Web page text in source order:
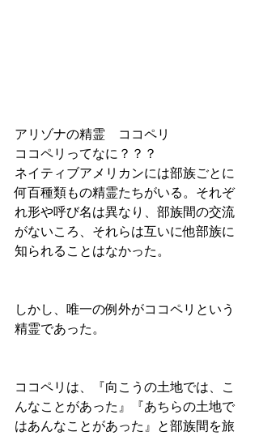
アリゾナの精霊　ココペリ
ココペリってなに？？？
ネイティブアメリカンには部族ごとに
何百種類もの精霊たちがいる。それぞ
れ形や呼び名は異なり、部族間の交流
がないころ、それらは互いに他部族に
知られることはなかった。
しかし、唯一の例外がココペリという
精霊であった。
ココペリは、『向こうの土地では、こ
んなことがあった』『あちらの土地で
はあんなことがあった』と部族間を旅